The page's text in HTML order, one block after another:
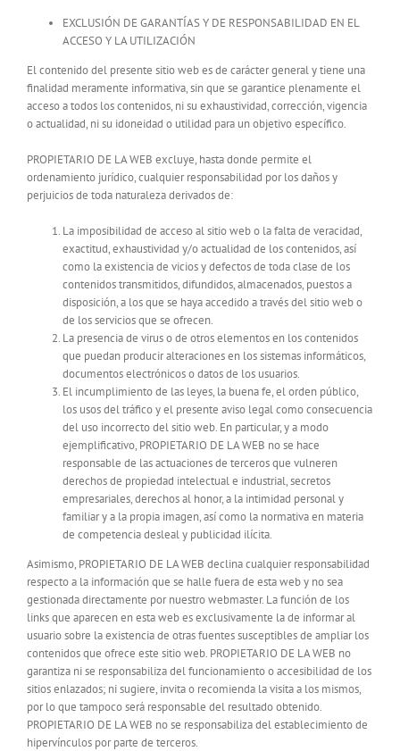
EXCLUSIÓN DE GARANTÍAS Y DE RESPONSABILIDAD EN EL
ACCESO Y LA UTILIZACIÓN
El contenido del presente sitio web es de carácter general y tiene una
finalidad meramente informativa, sin que se garantice plenamente el
acceso a todos los contenidos, ni su exhaustividad, corrección, vigencia
o actualidad, ni su idoneidad o utilidad para un objetivo específico.
PROPIETARIO DE LA WEB excluye, hasta donde permite el
ordenamiento jurídico, cualquier responsabilidad por los daños y
perjuicios de toda naturaleza derivados de:
La imposibilidad de acceso al sitio web o la falta de veracidad,
exactitud, exhaustividad y/o actualidad de los contenidos, así
como la existencia de vicios y defectos de toda clase de los
contenidos transmitidos, difundidos, almacenados, puestos a
disposición, a los que se haya accedido a través del sitio web o
de los servicios que se ofrecen.
La presencia de virus o de otros elementos en los contenidos
que puedan producir alteraciones en los sistemas informáticos,
documentos electrónicos o datos de los usuarios.
El incumplimiento de las leyes, la buena fe, el orden público,
los usos del tráfico y el presente aviso legal como consecuencia
del uso incorrecto del sitio web. En particular, y a modo
ejemplificativo, PROPIETARIO DE LA WEB no se hace
responsable de las actuaciones de terceros que vulneren
derechos de propiedad intelectual e industrial, secretos
empresariales, derechos al honor, a la intimidad personal y
familiar y a la propia imagen, así como la normativa en materia
de competencia desleal y publicidad ilícita.
Asimismo, PROPIETARIO DE LA WEB declina cualquier responsabilidad
respecto a la información que se halle fuera de esta web y no sea
gestionada directamente por nuestro webmaster. La función de los
links que aparecen en esta web es exclusivamente la de informar al
usuario sobre la existencia de otras fuentes susceptibles de ampliar los
contenidos que ofrece este sitio web. PROPIETARIO DE LA WEB no
garantiza ni se responsabiliza del funcionamiento o accesibilidad de los
sitios enlazados; ni sugiere, invita o recomienda la visita a los mismos,
por lo que tampoco será responsable del resultado obtenido.
PROPIETARIO DE LA WEB no se responsabiliza del establecimiento de
hipervínculos por parte de terceros.